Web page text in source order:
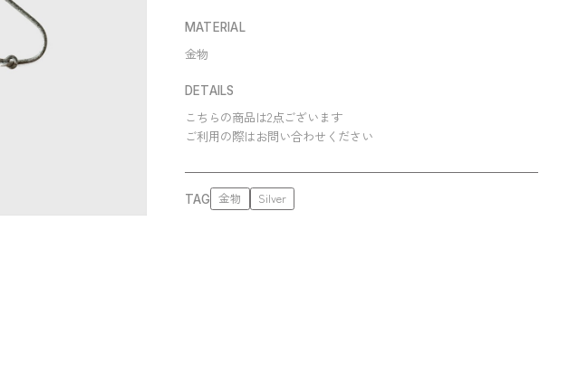
MATERIAL
金物
DETAILS
こちらの商品は2点ございます
ご利用の際はお問い合わせください
TAG 金物 Silver